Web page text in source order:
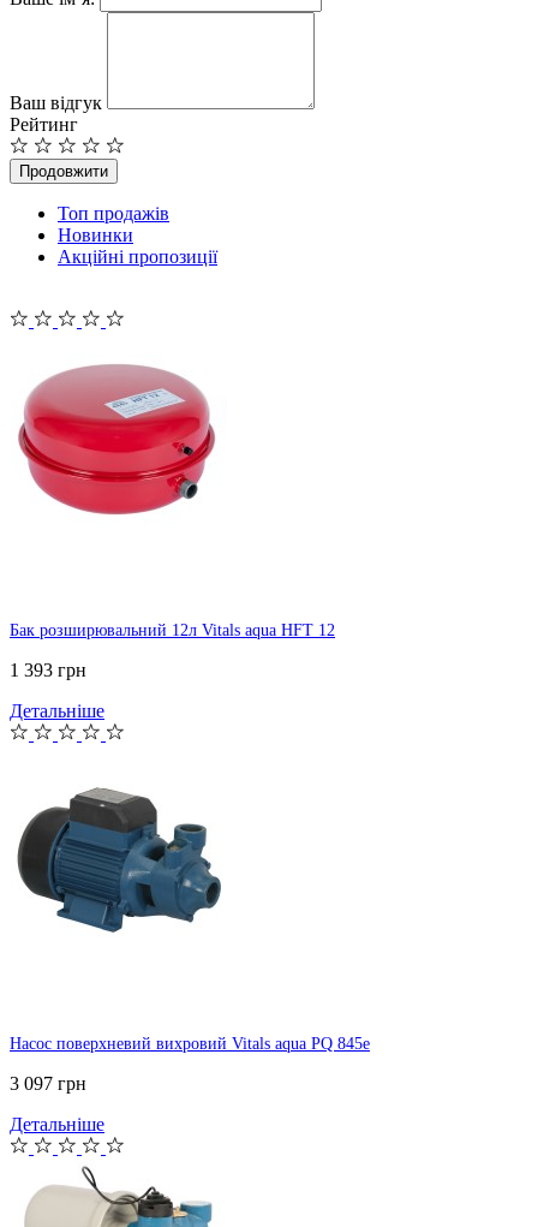
Ваш відгук
Рейтинг
Продовжити
Топ продажів
Новинки
Акційні пропозиції
Бак розширювальний 12л Vitals aqua HFT 12
1 393 грн
Детальніше
Насос поверхневий вихровий Vitals aqua PQ 845e
3 097 грн
Детальніше